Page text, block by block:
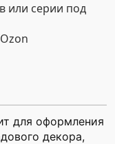
или серии под
для оформления
декора,